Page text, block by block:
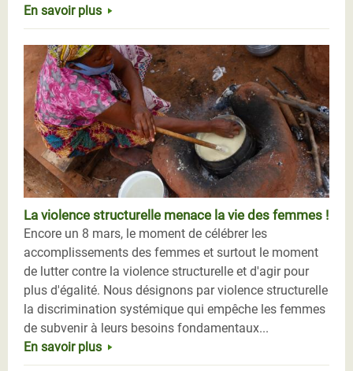
En savoir plus
La violence structurelle menace la vie des femmes !
Encore un 8 mars, le moment de célébrer les
accomplissements des femmes et surtout le moment
de lutter contre la violence structurelle et d'agir pour
plus d'égalité. Nous désignons par violence structurelle
la discrimination systémique qui empêche les femmes
de subvenir à leurs besoins fondamentaux...
En savoir plus